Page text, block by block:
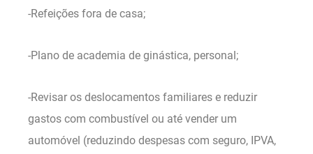
-Refeições fora de casa;
-Plano de academia de ginástica, personal;
-Revisar os deslocamentos familiares e reduzir
gastos com combustível ou até vender um
automóvel (reduzindo despesas com seguro, IPVA,